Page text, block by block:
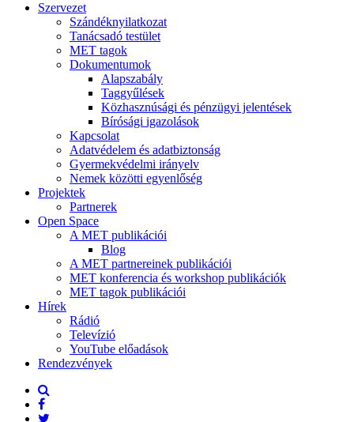
Szervezet
Szándéknyilatkozat
Tanácsadó testület
MET tagok
Dokumentumok
Alapszabály
Taggyűlések
Közhasznúsági és pénzügyi jelentések
Bírósági igazolások
Kapcsolat
Adatvédelem és adatbiztonság
Gyermekvédelmi irányelv
Nemek közötti egyenlőség
Projektek
Partnerek
Open Space
A MET publikációi
Blog
A MET partnereinek publikációi
MET konferencia és workshop publikációk
MET tagok publikációi
Hírek
Rádió
Televízió
YouTube előadások
Rendezvények